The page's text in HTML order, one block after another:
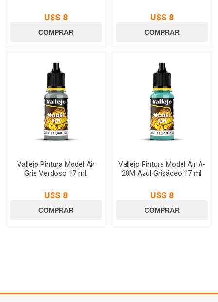
U$S 8 U$S 8
Vallejo Pintura Model Air
Gris Verdoso 17 ml.
U$S 8
Vallejo Pintura Model Air A-
28M Azul Grisáceo 17 ml.
U$S 8